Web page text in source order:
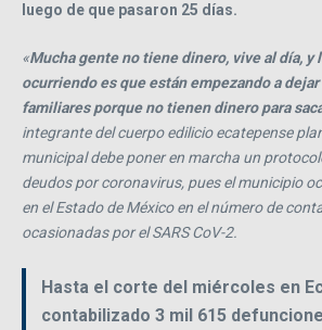
luego de que pasaron 25 días.
«Mucha gente no tiene dinero, vive al día, y
ocurriendo es que están empezando a
familiares porque no tienen dinero para
integrante del cuerpo edilicio ecatepense
municipal debe poner en marcha un
deudos por coronavirus, pues el municipio
en el Estado de México en el número de
ocasionadas por el SARS CoV-2.
Hasta el corte del miércoles en
contabilizado 3 mil 615